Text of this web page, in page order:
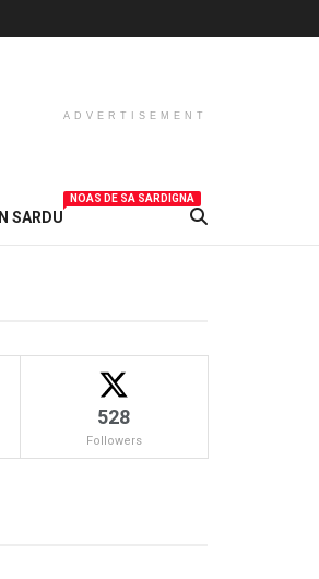
ADVERTISEMENT
IN SARDU
NOAS DE SA SARDIGNA
528
Followers